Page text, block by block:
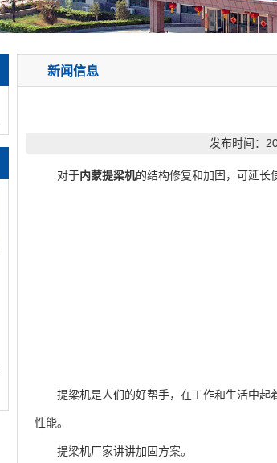
新闻信息
发布时间：
对于内蒙提梁机的结构修复和加固，可延长
提梁机是人们的好帮手，在工作和生活中起
性能。
提梁机厂家讲讲加固方案。